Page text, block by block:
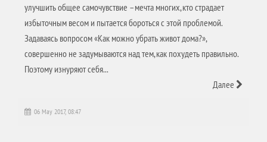
улучшить общее самочувствие – мечта многих, кто страдает
избыточным весом и пытается бороться с этой проблемой.
Задаваясь вопросом «Как можно убрать живот дома?»,
совершенно не задумываются над тем, как похудеть правильно.
Поэтому изнуряют себя...
Далее
06 May 2017, 08:47